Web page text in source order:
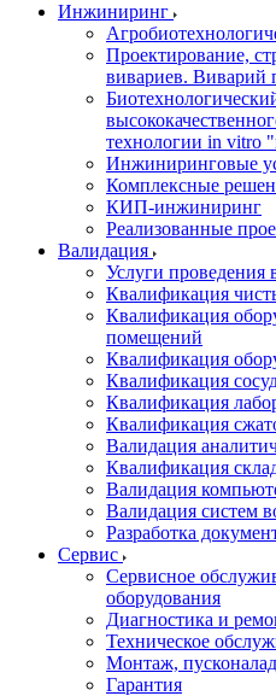
Инжиниринг
Проектирование,
вивариев. Виварий
технологии in vitro
Инжиниринговые
Комплексные
КИП-инжиниринг
Реализованные
Валидация
Услуги проведения
Квалификация
Квалификация
помещений
Квалификация
Квалификация
Квалификация
Квалификация
Валидация
Квалификация
Валидация
Валидация систем
Разработка
Cервис
Сервисное
оборудования
Диагностика и
Техническое
Монтаж,
Гарантия